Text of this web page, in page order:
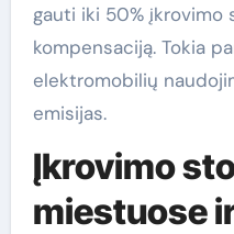
gauti iki 50% įkrovimo
kompensaciją. Tokia
elektromobilių
emisijas.
Įkrovimo
miestuose